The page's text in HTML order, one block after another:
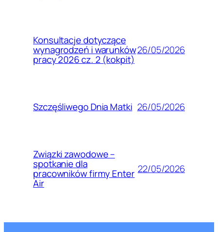
Konsultacje dotyczące
wynagrodzeń i warunków
pracy 2026 cz. 2 (kokpit)
26/05/2026
Szczęśliwego Dnia Matki 26/05/2026
Związki zawodowe –
spotkanie dla
pracowników firmy Enter
Air
22/05/2026